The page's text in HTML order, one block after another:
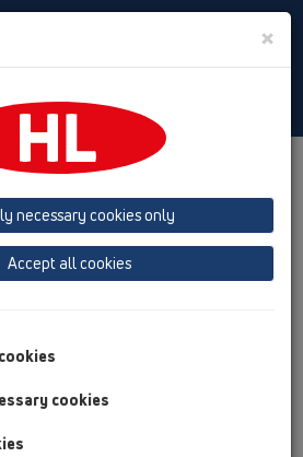
Toggle
13 Grindų trapai
HL510N-3124
×
necessary cookies only
Accept all cookies
cookies